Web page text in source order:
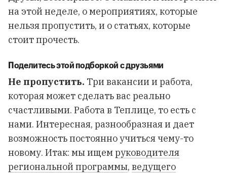
на этой неделе, о мероприятиях, которые
нельзя пропустить, и о статьях, которые
стоит прочесть.
Поделитесь этой подборкой с друзьями
Не пропустить. Три вакансии и работа,
которая может сделать вас реально
счастливыми. Работа в Теплице, то есть с
нами. Интересная, разнообразная и дает
возможность постоянно учиться чему-то
новому. Итак: мы ищемруководителя
региональной программы, ведущего